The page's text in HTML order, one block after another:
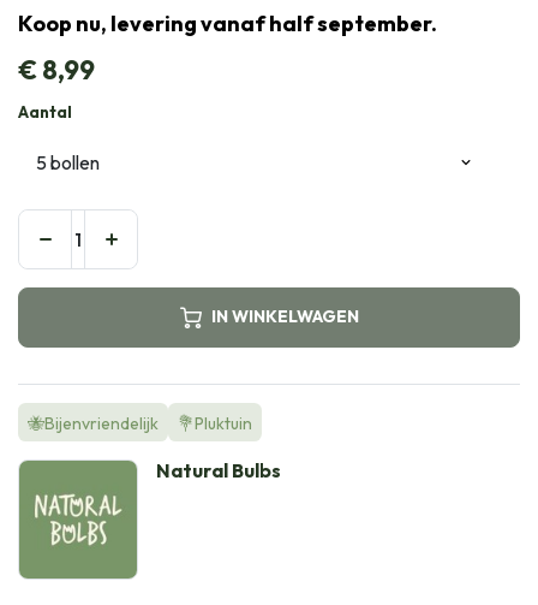
Koop nu, levering vanaf half september.
€8,99
Aantal
IN WINKELWAGEN
🐝Bijenvriendelijk 💐Pluktuin
Natural Bulbs